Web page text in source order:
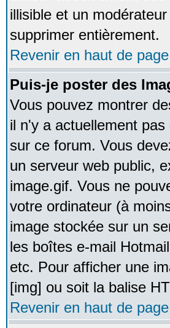
illisible et un
supprimer entièrement.
Revenir en haut de page
Puis-je poster des
Vous pouvez montrer
il n'y a actuellement
sur ce forum. Vous
un serveur web public,
image.gif. Vous ne
votre ordinateur (à
image stockée sur un
les boîtes e-mail
etc. Pour afficher une
[img] ou soit la balise
Revenir en haut de page